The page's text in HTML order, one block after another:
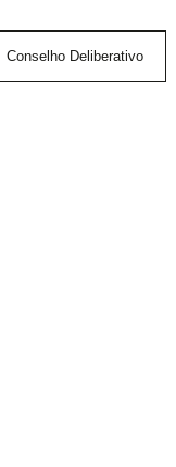
Conselho Deliberativo